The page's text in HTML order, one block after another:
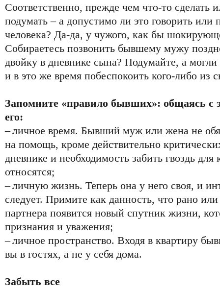
Соответственно, прежде чем что-то сделать
подумать – а допустимо ли это говорить или
человека? Да-да, у чужого, как бы
Собираетесь позвонить бывшему мужу
двойку в дневнике сына? Подумайте, а
и в это же время побеспокоить кого-либо из
Запомните «правило бывших»: общаясь с
его:
– личное время. Бывший муж или жена не
на помощь, кроме действительно
дневнике и необходимость забить гвоздь
относятся;
– личную жизнь. Теперь она у него своя, и
следует. Примите как данность, что рано
партнера появится новый спутник жизни,
признания и уважения;
– личное пространство. Входя в квартиру
вы в гостях, а не у себя дома.
Забыть все